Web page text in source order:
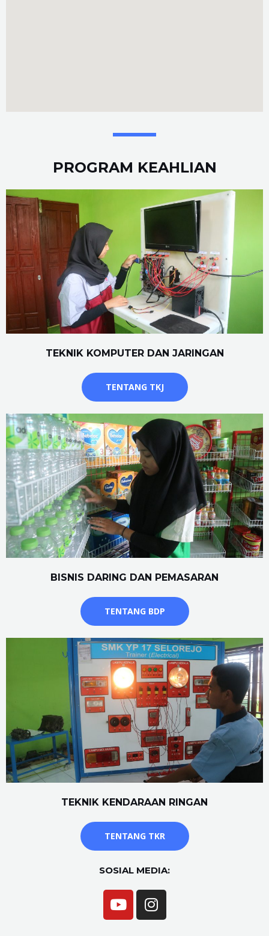
PROGRAM KEAHLIAN
TEKNIK KOMPUTER DAN JARINGAN
TENTANG TKJ
BISNIS DARING DAN PEMASARAN
TENTANG BDP
TEKNIK KENDARAAN RINGAN
TENTANG TKR
SOSIAL MEDIA: